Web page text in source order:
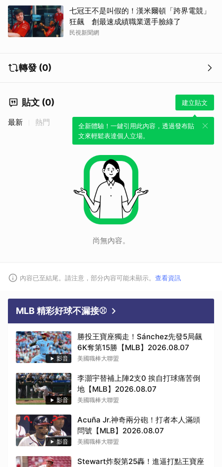
七冠王不是叫假的！漢米爾頓「跨界電競」
狂飆 創最速成績職業選手臉綠了
民視新聞網
轉發 (0)
貼文 (0) 建立貼文
全新體驗！一鍵引用此內容，透過發布貼
文來輕鬆表達個人立場。
最新 熱門
尚無內容。
內容已至結尾。請注意，部分內容可能未顯示。 查看資訊
MLB 精彩好球不漏接⚾
影音
勝投王寶座獨走！Sánchez先發5局飆
6K奪第15勝【MLB】2026.08.07
美國職棒大聯盟
影音
李灝宇替補上陣2支0 挨自打球痛苦倒
地【MLB】2026.08.07
美國職棒大聯盟
影音
Acuña Jr.神奇兩分砲！打者本人滿頭
問號【MLB】2026.08.07
美國職棒大聯盟
Stewart炸裂第25轟！進逼打點王寶座